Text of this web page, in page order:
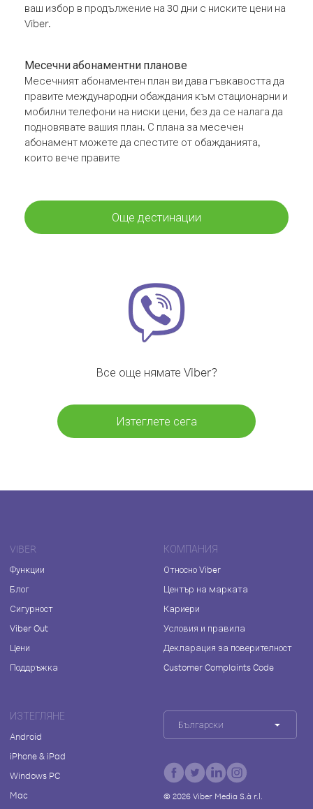
ваш избор в продължение на 30 дни с ниските цени на
Viber.
Месечни абонаментни планове
Месечният абонаментен план ви дава гъвкавостта да
правите международни обаждания към стационарни и
мобилни телефони на ниски цени, без да се налага да
подновявате вашия план. С плана за месечен
абонамент можете да спестите от обажданията,
които вече правите
Още дестинации
Все още нямате Viber?
Изтеглете сега
VIBER
Функции
Блог
Сигурност
Viber Out
Цени
Поддръжка
КОМПАНИЯ
Относно Viber
Център на марката
Кариери
Условия и правила
Декларация за поверителност
Customer Complaints Code
ИЗТЕГЛЯНЕ
Android
iPhone & iPad
Windows PC
Mac
Български
© 2026Viber Media S.à r.l.